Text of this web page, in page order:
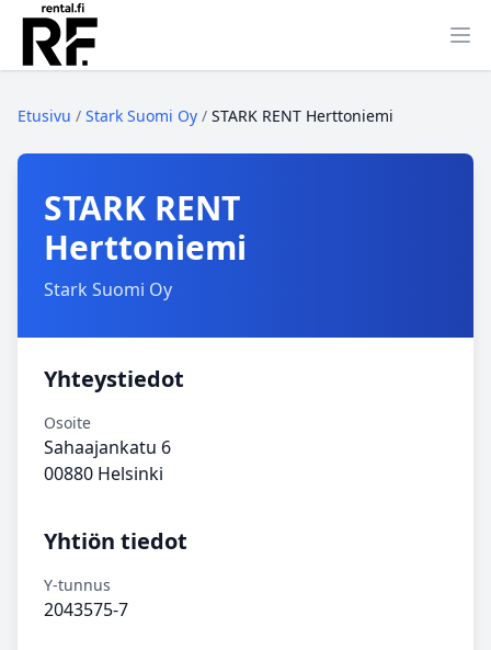
Etusivu / Stark Suomi Oy / STARK RENT Herttoniemi
STARK RENT
Herttoniemi
Stark Suomi Oy
Yhteystiedot
Osoite
Sahaajankatu 6
00880 Helsinki
Yhtiön tiedot
Y-tunnus
2043575-7